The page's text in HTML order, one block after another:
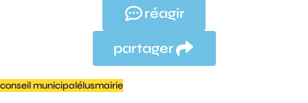
réagir
partager
conseil municipalélusmairie